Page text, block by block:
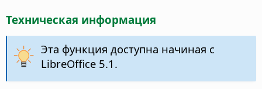
Техническая информация
Эта функция доступна начиная с
LibreOffice 5.1.